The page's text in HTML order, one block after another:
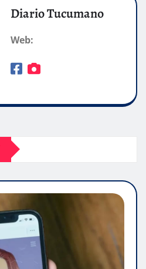
Diario Tucumano
Web: